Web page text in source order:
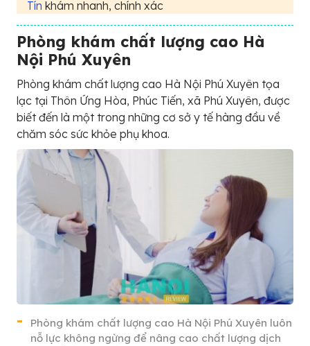
Tín khám nhanh, chính xác
Phòng khám chất lượng cao Hà
Nội Phú Xuyên
Phòng khám chất lượng cao Hà Nội Phú Xuyên tọa
lạc tại Thôn Ứng Hòa, Phúc Tiến, xã Phú Xuyên, được
biết đến là một trong những cơ sở y tế hàng đầu về
chăm sóc sức khỏe phụ khoa.
Phòng khám chất lượng cao Hà Nội Phú Xuyên luôn
nỗ lực không ngừng để nâng cao chất lượng dịch